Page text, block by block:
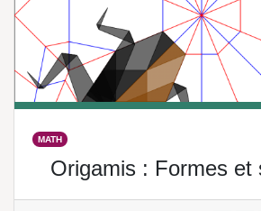
MATH
Origamis : Formes et